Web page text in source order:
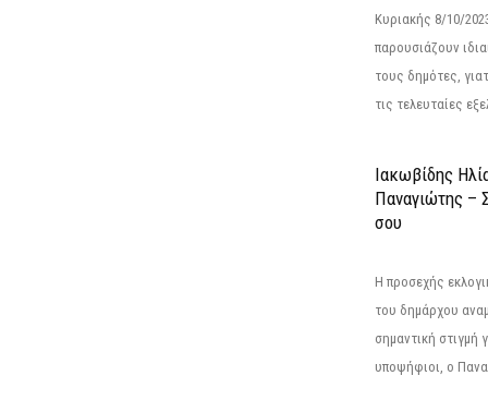
Κυριακής 8/10/
παρουσιάζουν
τους δημότες,
τις τελευταίες
Ιακωβίδης
Παναγιώτης –
σου
Η προσεχής
του δημάρχου
σημαντική στιγμή
υποψήφιοι, ο